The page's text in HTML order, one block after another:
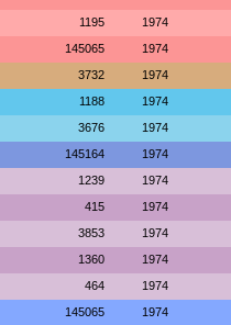
1195 1974
145065 1974
3732 1974
1188 1974
3676 1974
145164 1974
1239 1974
415 1974
3853 1974
1360 1974
464 1974
145065 1974